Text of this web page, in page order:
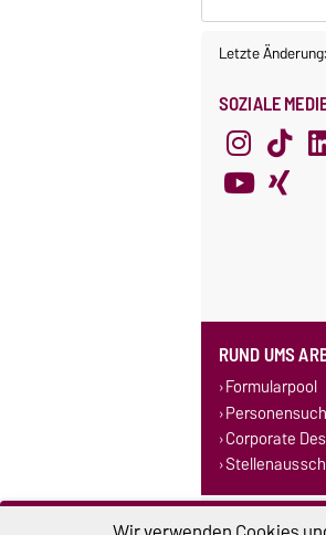
Letzte
SOZIALE
RUND UMS
Formularpool
Corporate